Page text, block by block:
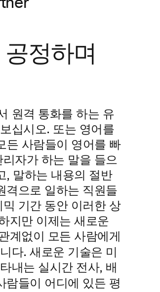
정하며
원격 통화를 하는 유
십시오. 또는 영어를
든 사람들이 영어를 빠
자가 하는 말을 들으
, 말하는 내용의 절반
격으로 일하는 직원들
기간 동안 이러한 상
지만 이제는 새로운
계없이 모든 사람에게
다. 새로운 기술은 미
내는 실시간 전사, 배
람들이 어디에 있든 평